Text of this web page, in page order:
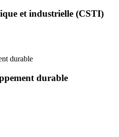
et industrielle (CSTI)
durable
durable